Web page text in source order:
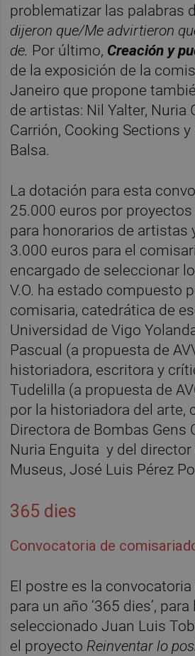
problematizar las palabras
dijeron que/Me advirtieron
de. Por último, Creación y
de la exposición de la
Janeiro que propone
de artistas: Nil Yalter, Nuria
Carrión, Cooking Sections
Balsa.
La dotación para esta
25.000 euros por
para honorarios de artistas
3.000 euros para el
encargado de seleccionar
V.O. ha estado compuesto
comisaria, catedrática de
Universidad de Vigo
Pascual (a propuesta de
historiadora, escritora y
Tudelilla (a propuesta de
por la historiadora del arte,
Directora de Bombas Gens
Nuria Enguita y del
Museus, José Luis Pérez
365 dies
Convocatoria de
El postre es la
para un año ‘365 dies’,
seleccionado Juan Luis
el proyecto Reinventar lo